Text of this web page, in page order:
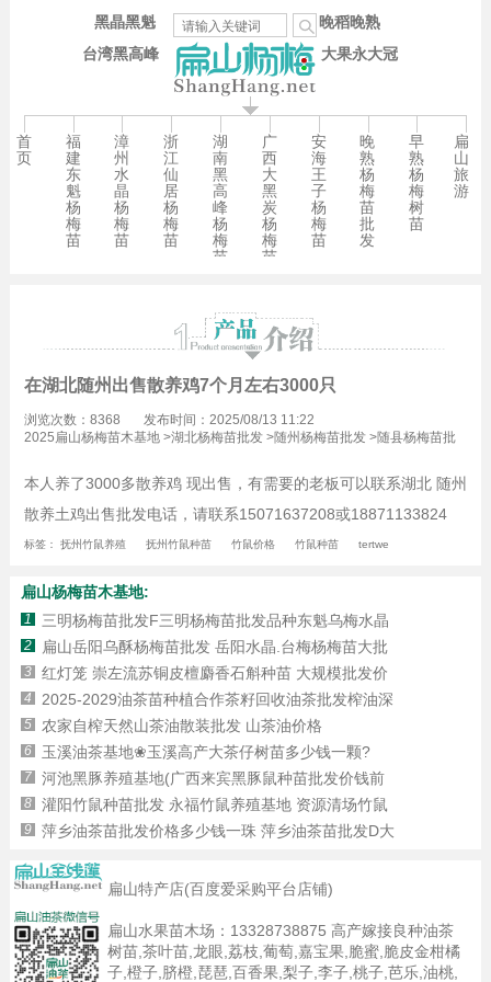
台湾黑高峰
晚稻晚熟
大果永大冠
黑晶黑魁
首
页
福
建
东
魁
杨
梅
苗
漳
州
水
晶
杨
梅
苗
浙
江
仙
居
杨
梅
苗
湖
南
黑
高
峰
杨
梅
苗
广
西
大
黑
炭
杨
梅
苗
安
海
王
子
杨
梅
苗
晚
熟
杨
梅
苗
批
发
早
熟
杨
梅
树
苗
扁
山
旅
游
在湖北随州出售散养鸡7个月左右3000只
浏览次数：8368
发布时间：2025/08/13 11:22
2025扁山杨梅苗木基地>湖北杨梅苗批发>随州杨梅苗批发>随县杨梅苗批
本人养了3000多散养鸡 现出售，有需要的老板可以联系湖北 随州
散养土鸡出售批发电话，请联系15071637208或18871133824
标签： 抚州竹鼠养殖 抚州竹鼠种苗 竹鼠价格 竹鼠种苗 tertwe
扁山杨梅苗木基地:
1 三明杨梅苗批发F三明杨梅苗批发品种东魁乌梅水晶
2 扁山岳阳乌酥杨梅苗批发 岳阳水晶.台梅杨梅苗大批
3 红灯笼 崇左流苏铜皮檀麝香石斛种苗 大规模批发价
4 2025-2029油茶苗种植合作茶籽回收油茶批发榨油深
5 农家自榨天然山茶油散装批发 山茶油价格
6 玉溪油茶基地❀玉溪高产大茶仔树苗多少钱一颗?
7 河池黑豚养殖基地(广西来宾黑豚鼠种苗批发价钱前
8 灌阳竹鼠种苗批发 永福竹鼠养殖基地 资源清场竹鼠
9 萍乡油茶苗批发价格多少钱一珠 萍乡油茶苗批发D大
扁山特产店(百度爱采购平台店铺)
扁山水果苗木场： 13328738875 高产嫁接良种油茶
树苗,茶叶苗,龙眼,荔枝,葡萄,嘉宝果,脆蜜,脆皮金柑橘
子,橙子,脐橙,琵琶,百香果,梨子,李子,桃子,芭乐,油桃,